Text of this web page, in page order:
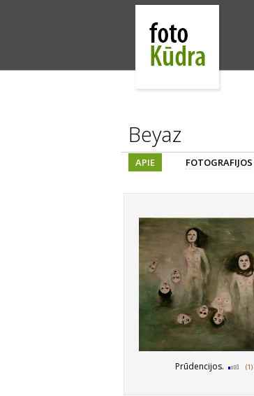
Beyaz
APIE FOTOGRAFIJOS
Prūdencijos. (1)